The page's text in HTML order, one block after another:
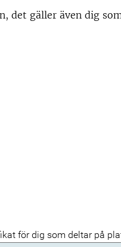
det gäller även dig
för dig som deltar på